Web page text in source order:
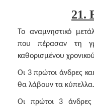
21.
Το αναμνηστικό
που πέρασαν τη
καθορισμένου
Οι 3 πρώτοι άνδρες
θα λάβουν τα κύπελλα.
Οι πρώτοι 3 άνδρες